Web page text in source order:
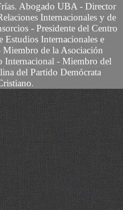
Abogado UBA - Director
Internacionales y de
- Presidente del Centro
Estudios Internacionales e
Miembro de la Asociación
Internacional - Miembro del
del Partido Demócrata